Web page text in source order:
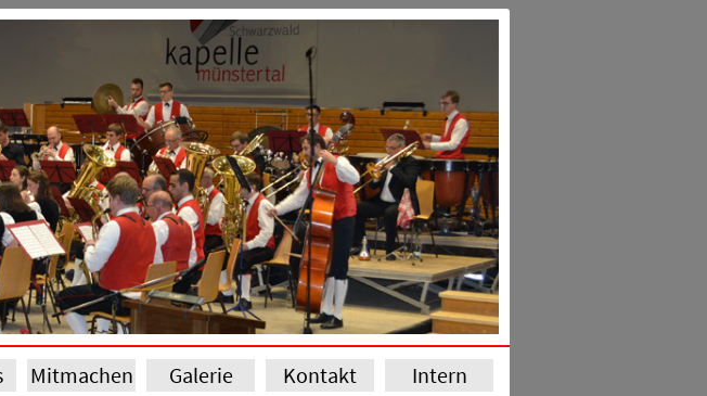
Mitmachen Galerie Kontakt Intern